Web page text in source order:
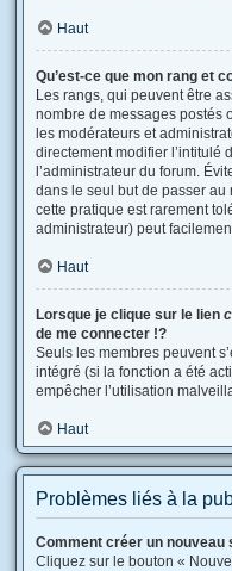
Haut
Qu’est-ce que mon rang et
Les rangs, qui peuvent être
nombre de messages postés
les modérateurs et
directement modifier l’intitulé
l’administrateur du forum.
dans le seul but de passer au
cette pratique est rarement
administrateur) peut
Haut
Lorsque je clique sur le lien
de me connecter !?
Seuls les membres peuvent
intégré (si la fonction a été
empêcher l’utilisation
Haut
Problèmes liés à la
Comment créer un nouveau
Cliquez sur le bouton «